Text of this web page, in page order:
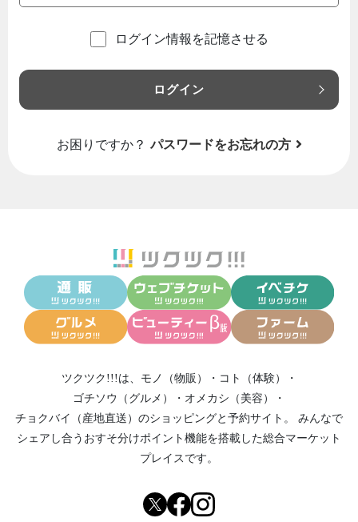
ログイン情報を記憶させる
ログイン
お困りですか？ パスワードをお忘れの方
ツクツク!!!は、 モノ（物販） ・ コト（体験）
・
ゴチソウ（グルメ）
・ オメカシ（美容）
・
チョクバイ（産地直送） のショッピングと予約サイト。
みんなで
シェアし合う おすそ分けポイント機能を搭載した総合マーケット
プレイスです。